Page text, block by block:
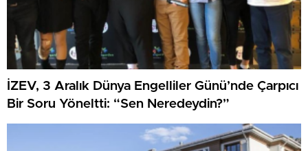
İZEV, 3 Aralık Dünya Engelliler Günü’nde Çarpıcı
Bir Soru Yöneltti: “Sen Neredeydin?”